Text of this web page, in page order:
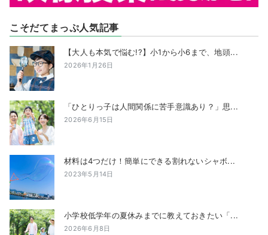
こそだてまっぷ人気記事
【大人も本気で悩む!?】小1から小6まで、地頭...
2026年1月26日
「ひとりっ子は人間関係に苦手意識あり？」思...
2026年6月15日
材料は4つだけ！簡単にできる割れないシャボ...
2023年5月14日
小学校低学年の夏休みまでに教えておきたい「...
2026年6月8日